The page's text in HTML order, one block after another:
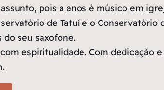
pois a anos é músico em
de Tatuí e o Conservatório
seu saxofone.
espiritualidade. Com dedicação